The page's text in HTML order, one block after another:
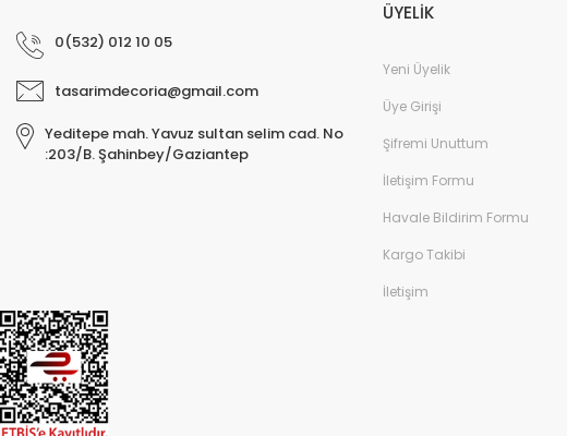
0(532) 012 10 05
tasarimdecoria@gmail.com
Yeditepe mah. Yavuz sultan selim cad. No
:203/B. Şahinbey/Gaziantep
ÜYELİK
Yeni Üyelik
Üye Girişi
Şifremi Unuttum
İletişim Formu
Havale Bildirim Formu
Kargo Takibi
İletişim